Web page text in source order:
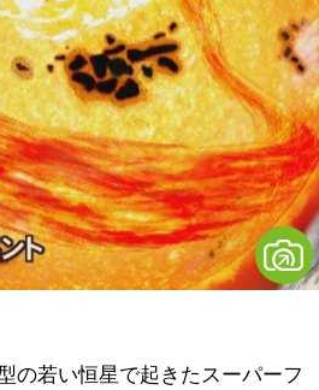
の若い恒星で起きたスーパーフ